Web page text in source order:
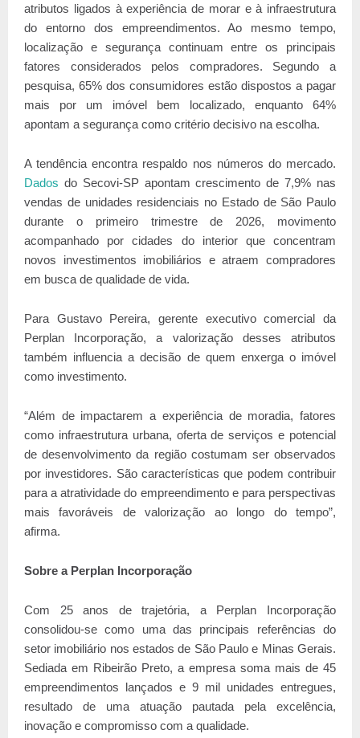
atributos ligados à experiência de morar e à infraestrutura
do entorno dos empreendimentos. Ao mesmo tempo,
localização e segurança continuam entre os principais
fatores considerados pelos compradores. Segundo a
pesquisa, 65% dos consumidores estão dispostos a pagar
mais por um imóvel bem localizado, enquanto 64%
apontam a segurança como critério decisivo na escolha.
A tendência encontra respaldo nos números do mercado.
Dados do Secovi-SP apontam crescimento de 7,9% nas
vendas de unidades residenciais no Estado de São Paulo
durante o primeiro trimestre de 2026, movimento
acompanhado por cidades do interior que concentram
novos investimentos imobiliários e atraem compradores
em busca de qualidade de vida.
Para Gustavo Pereira, gerente executivo comercial da
Perplan Incorporação, a valorização desses atributos
também influencia a decisão de quem enxerga o imóvel
como investimento.
“Além de impactarem a experiência de moradia, fatores
como infraestrutura urbana, oferta de serviços e potencial
de desenvolvimento da região costumam ser observados
por investidores. São características que podem contribuir
para a atratividade do empreendimento e para perspectivas
mais favoráveis de valorização ao longo do tempo”,
afirma.
Sobre a Perplan Incorporação
Com 25 anos de trajetória, a Perplan Incorporação
consolidou-se como uma das principais referências do
setor imobiliário nos estados de São Paulo e Minas Gerais.
Sediada em Ribeirão Preto, a empresa soma mais de 45
empreendimentos lançados e 9 mil unidades entregues,
resultado de uma atuação pautada pela excelência,
inovação e compromisso com a qualidade.